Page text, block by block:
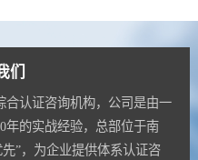
们
合认证咨询机构，公司是由一
年的实战经验，总部位于南
”，为企业提供体系认证咨